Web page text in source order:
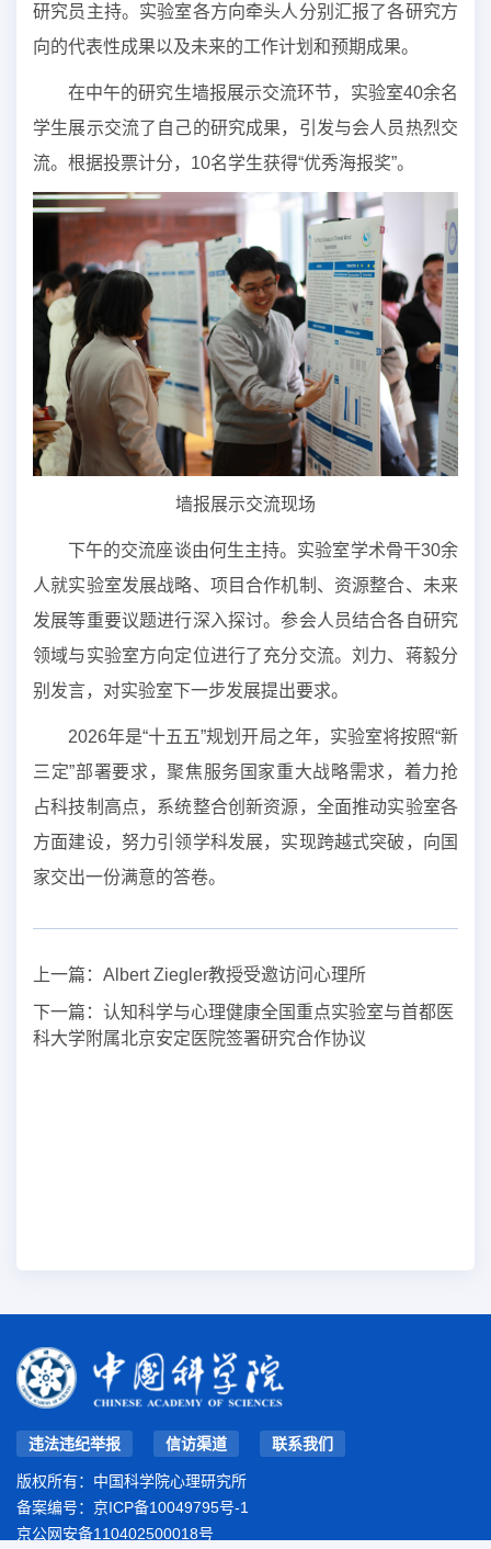
研究员主持。实验室各方向牵头人分别汇报了各研究方
向的代表性成果以及未来的工作计划和预期成果。
在中午的研究生墙报展示交流环节，实验室40余名
学生展示交流了自己的研究成果，引发与会人员热烈交
流。根据投票计分，10名学生获得“优秀海报奖”。
墙报展示交流现场
下午的交流座谈由何生主持。实验室学术骨干30余
人就实验室发展战略、项目合作机制、资源整合、未来
发展等重要议题进行深入探讨。参会人员结合各自研究
领域与实验室方向定位进行了充分交流。刘力、蒋毅分
别发言，对实验室下一步发展提出要求。
2026年是“十五五”规划开局之年，实验室将按照“新
三定”部署要求，聚焦服务国家重大战略需求，着力抢
占科技制高点，系统整合创新资源，全面推动实验室各
方面建设，努力引领学科发展，实现跨越式突破，向国
家交出一份满意的答卷。
上一篇： Albert Ziegler教授受邀访问心理所
下一篇： 认知科学与心理健康全国重点实验室与首都医
科大学附属北京安定医院签署研究合作协议
违法违纪举报 信访渠道 联系我们
版权所有：中国科学院心理研究所
备案编号： 京ICP备10049795号-1
京公网安备110402500018号